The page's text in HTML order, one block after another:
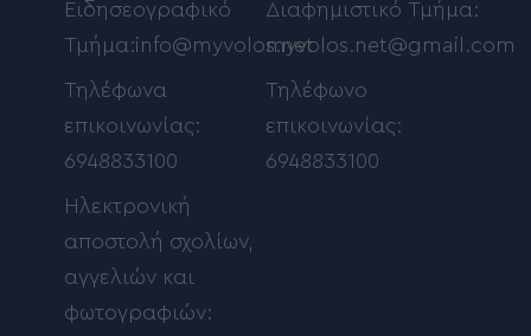
Ειδησεογραφικό
Τμήμα:info@myvolos.net
Τηλέφωνα
επικοινωνίας:
6948833100
Ηλεκτρονική
αποστολή σχολίων,
αγγελιών και
φωτογραφιών:
Διαφημιστικό Τμήμα:
myvolos.net@gmail.com
Τηλέφωνο
επικοινωνίας:
6948833100